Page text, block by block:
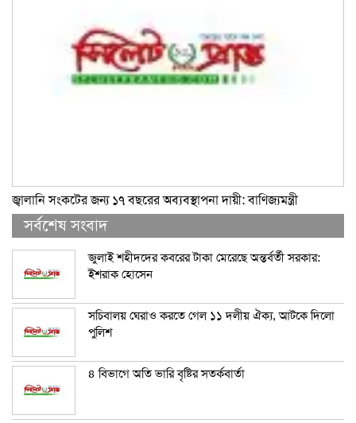
জ্বালানি সংকটের জন্য ১৭ বছরের অব্যবস্থাপনা দায়ী: বাণিজ্যমন্ত্রী
সর্বশেষ সংবাদ
জুলাই শহীদদের কবরের টাকা মেরেছে অন্তর্বর্তী সরকার:
ইশরাক হোসেন
সচিবালয় ঘেরাও করতে গেল ১১ দলীয় ঐক্য, আটকে দিলো
পুলিশ
৪ বিভাগে অতি ভারি বৃষ্টির সতর্কবার্তা